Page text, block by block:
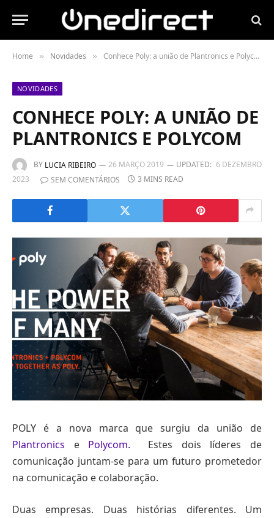
Home » Novidades » Conhece Poly: a união de Plantronics e Polycom
NOVIDADES
CONHECE POLY: A UNIÃO DE
PLANTRONICS E POLYCOM
BY LUCIA RIBEIRO 26 MARÇO 2019 UPDATED: 6 DEZEMBRO
2023
SEM COMENTÁRIOS 3 MINS READ
POLY é a nova marca que surgiu da união de
Plantronics e Polycom. Estes dois líderes de
comunicação juntam-se para um futuro prometedor
na comunicação e colaboração.
Duas empresas. Duas histórias diferentes. Um